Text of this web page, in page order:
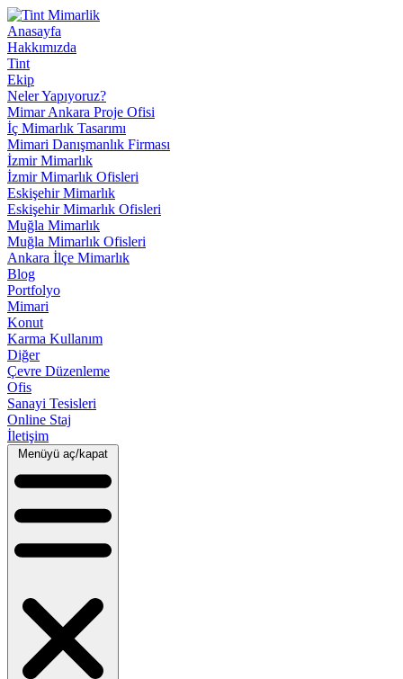
Anasayfa
Hakkımızda
Tint
Ekip
Neler Yapıyoruz?
Mimar Ankara Proje Ofisi
İç Mimarlık Tasarımı
Mimari Danışmanlık Firması
İzmir Mimarlık
İzmir Mimarlık Ofisleri
Eskişehir Mimarlık
Eskişehir Mimarlık Ofisleri
Muğla Mimarlık
Muğla Mimarlık Ofisleri
Ankara İlçe Mimarlık
Blog
Portfolyo
Mimari
Konut
Karma Kullanım
Diğer
Çevre Düzenleme
Ofis
Sanayi Tesisleri
Online Staj
İletişim
Menüyü aç/kapat